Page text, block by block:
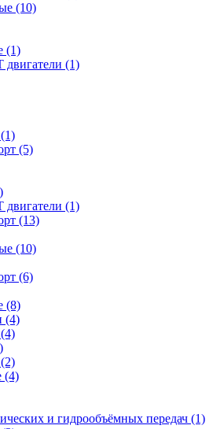
(10)
(1)
(1)
(1)
(5)
(1)
(13)
(10)
(6)
(8)
(4)
(4)
(2)
(4)
и гидрообъёмных передач (1)